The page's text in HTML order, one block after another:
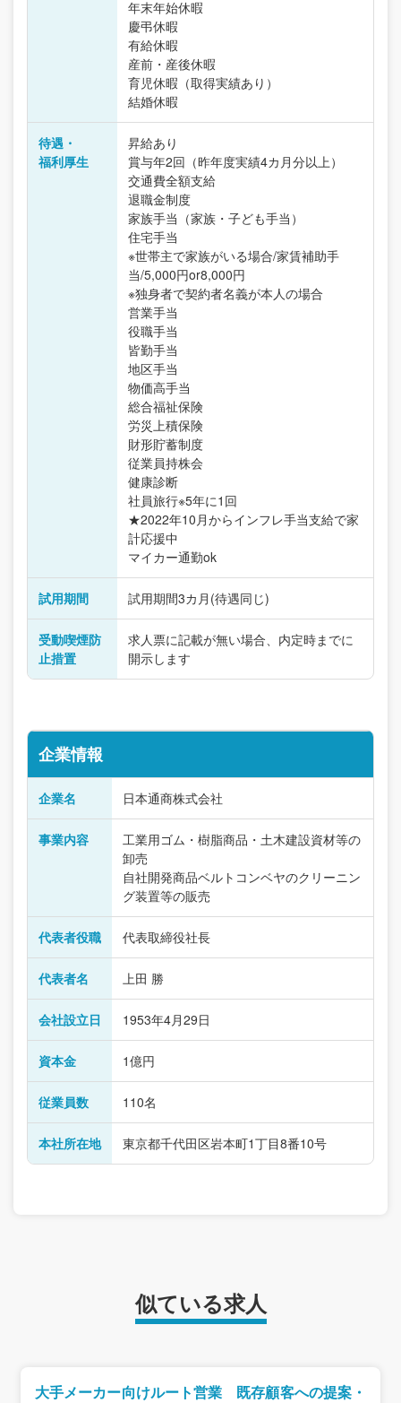
年末年始休暇
慶弔休暇
有給休暇
産前・産後休暇
育児休暇（取得実績あり）
結婚休暇
待遇・
福利厚生
昇給あり
賞与年2回（昨年度実績4カ月分以上）
交通費全額支給
退職金制度
家族手当（家族・子ども手当）
住宅手当
※世帯主で家族がいる場合/家賃補助手
当/5,000円or8,000円
※独身者で契約者名義が本人の場合
営業手当
役職手当
皆勤手当
地区手当
物価高手当
総合福祉保険
労災上積保険
財形貯蓄制度
従業員持株会
健康診断
社員旅行※5年に1回
★2022年10月からインフレ手当支給で家
計応援中
マイカー通勤ok
試用期間 試用期間3カ月(待遇同じ)
受動喫煙防
止措置
求人票に記載が無い場合、内定時までに
開示します
企業情報
企業名 日本通商株式会社
事業内容
工業用ゴム・樹脂商品・土木建設資材等の
卸売
自社開発商品ベルトコンベヤのクリーニン
グ装置等の販売
代表者役職 代表取締役社長
代表者名 上田 勝
会社設立日 1953年4月29日
資本金 1億円
従業員数 110名
本社所在地 東京都千代田区岩本町1丁目8番10号
似ている求人
大手メーカー向けルート営業 既存顧客への提案・